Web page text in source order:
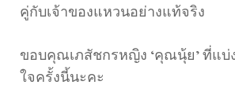
คู่กับเจ้าของแหวนอย่างแท้จริง
ขอบคุณเภสัชกรหญิง ‘คุณนุ้ย’ ที่แบ่
ใจครั้งนี้นะคะ